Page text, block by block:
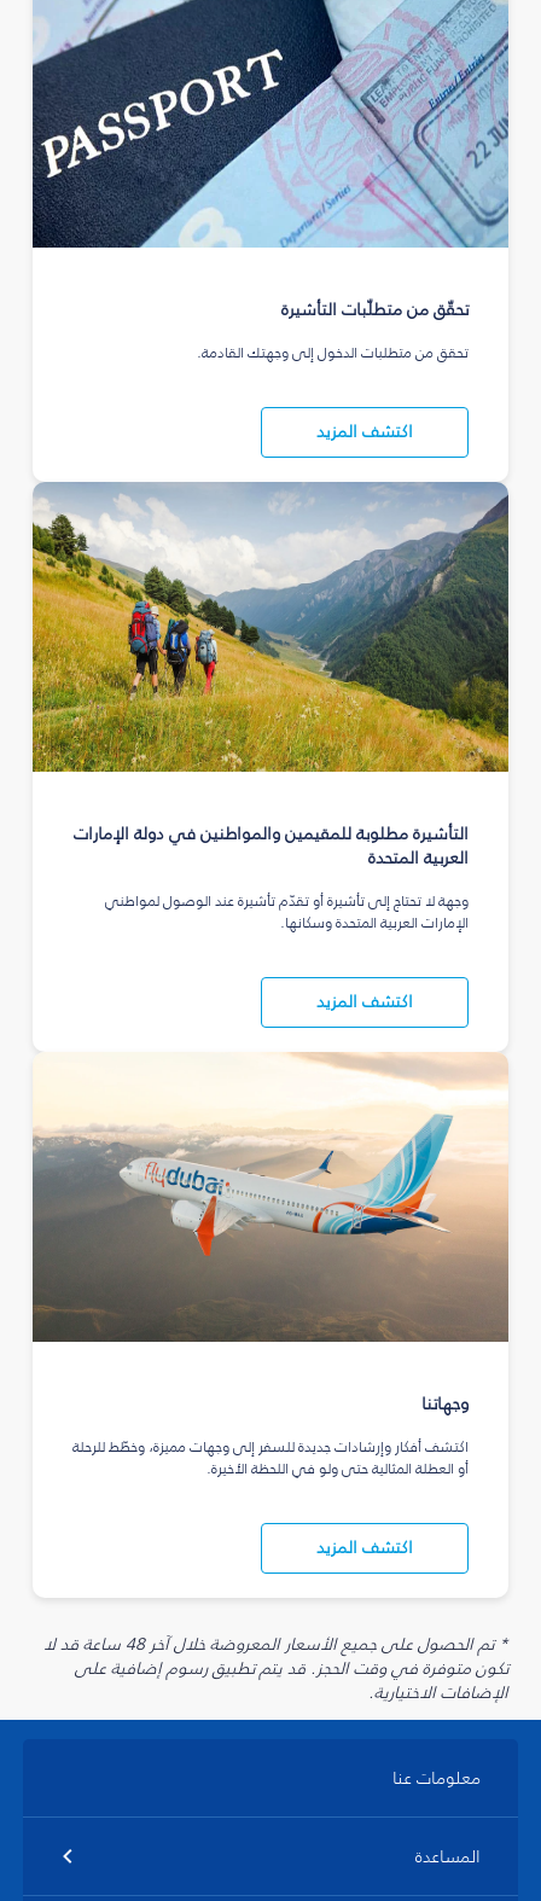
تحقّق من متطلّبات التأشيرة
تحقق من متطلبات الدخول إلى وجهتك القادمة.
اكتشف المزيد
التأشيرة مطلوبة للمقيمين والمواطنين في دولة الإمارات
العربية المتحدة
وجهة لا تحتاج إلى تأشيرة أو تقدّم تأشيرة عند الوصول لمواطني
الإمارات العربية المتحدة وسكانها.
اكتشف المزيد
وجهاتنا
اكتشف أفكار وإرشادات جديدة للسفر إلى وجهات مميزة، وخطّط للرحلة
أو العطلة المثالية حتى ولو في اللحظة الأخيرة.
اكتشف المزيد
* تم الحصول على جميع الأسعار المعروضة خلال آخر 48 ساعة قد لا
تكون متوفرة في وقت الحجز. قد يتم تطبيق رسوم إضافية على
الإضافات الاختيارية.
معلومات عنا
المساعدة